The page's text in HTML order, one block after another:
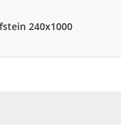
240x1000